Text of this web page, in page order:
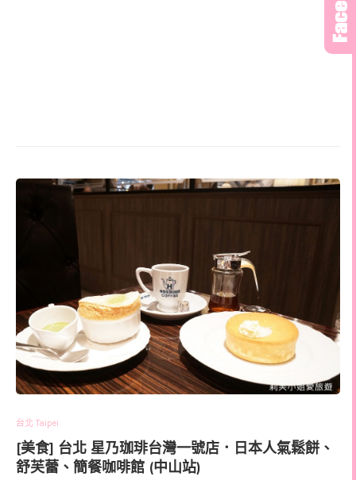
台北 Taipei
[美食] 台北 星乃珈琲台灣一號店．日本人氣鬆餅、
舒芙蕾、簡餐咖啡館 (中山站)